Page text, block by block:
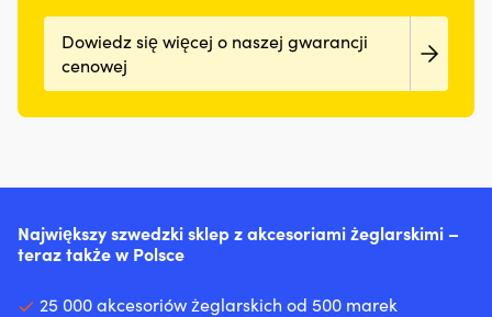
Dowiedz się więcej o naszej gwarancji
cenowej
Największy szwedzki sklep z akcesoriami żeglarskimi –
teraz także w Polsce
25 000 akcesoriów żeglarskich od 500 marek